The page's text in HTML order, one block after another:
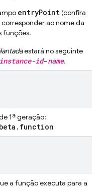
entryPoint(confira
ao nome da
funções.
estará no seguinte
id-name.
1ª geração:
. function
a função executa para a